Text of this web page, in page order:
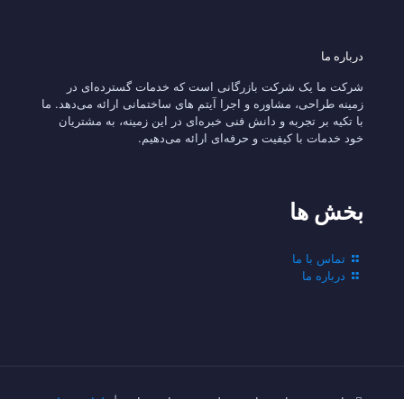
درباره ما
شرکت ما یک شرکت بازرگانی است که خدمات گسترده‌ای در
زمینه طراحی، مشاوره و اجرا آیتم های ساختمانی ارائه می‌دهد. ما
با تکیه بر تجربه و دانش فنی خبره‌ای در این زمینه، به مشتریان
خود خدمات با کیفیت و حرفه‌ای ارائه می‌دهیم.
بخش ها
تماس با ما
درباره ما